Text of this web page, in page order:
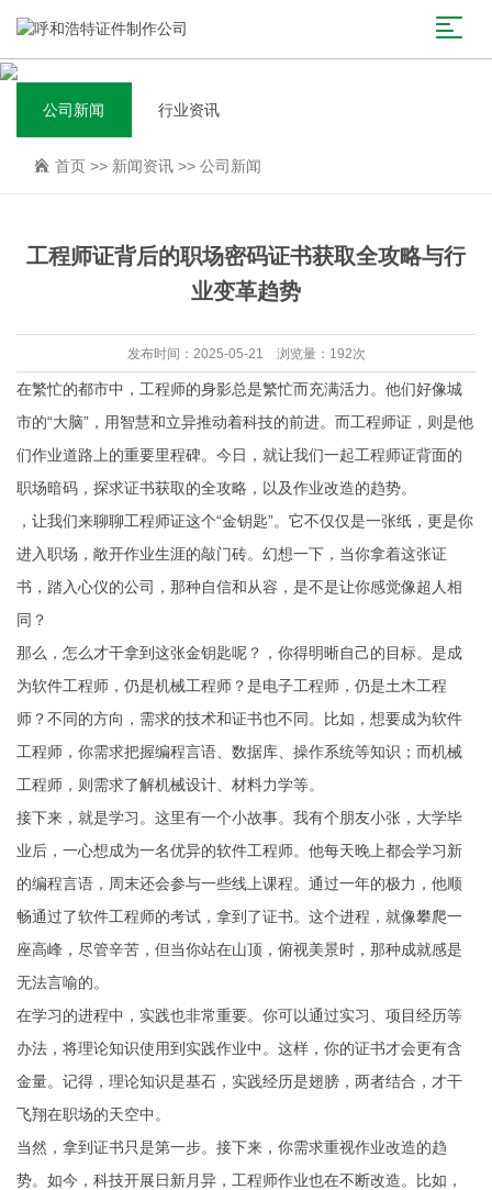
公司新闻 行业资讯
首页 >> 新闻资讯 >> 公司新闻
工程师证背后的职场密码证书获取全攻略与行
业变革趋势
发布时间：2025-05-21 浏览量：192次
在繁忙的都市中，工程师的身影总是繁忙而充满活力。他们好像城
市的“大脑”，用智慧和立异推动着科技的前进。而工程师证，则是他
们作业道路上的重要里程碑。今日，就让我们一起工程师证背面的
职场暗码，探求证书获取的全攻略，以及作业改造的趋势。
，让我们来聊聊工程师证这个“金钥匙”。它不仅仅是一张纸，更是你
进入职场，敞开作业生涯的敲门砖。幻想一下，当你拿着这张证
书，踏入心仪的公司，那种自信和从容，是不是让你感觉像超人相
同？
那么，怎么才干拿到这张金钥匙呢？，你得明晰自己的目标。是成
为软件工程师，仍是机械工程师？是电子工程师，仍是土木工程
师？不同的方向，需求的技术和证书也不同。比如，想要成为软件
工程师，你需求把握编程言语、数据库、操作系统等知识；而机械
工程师，则需求了解机械设计、材料力学等。
接下来，就是学习。这里有一个小故事。我有个朋友小张，大学毕
业后，一心想成为一名优异的软件工程师。他每天晚上都会学习新
的编程言语，周末还会参与一些线上课程。通过一年的极力，他顺
畅通过了软件工程师的考试，拿到了证书。这个进程，就像攀爬一
座高峰，尽管辛苦，但当你站在山顶，俯视美景时，那种成就感是
无法言喻的。
在学习的进程中，实践也非常重要。你可以通过实习、项目经历等
办法，将理论知识使用到实践作业中。这样，你的证书才会更有含
金量。记得，理论知识是基石，实践经历是翅膀，两者结合，才干
飞翔在职场的天空中。
当然，拿到证书只是第一步。接下来，你需求重视作业改造的趋
势。如今，科技开展日新月异，工程师作业也在不断改造。比如，